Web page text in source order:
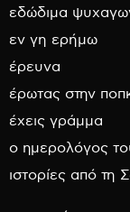
εδώδιμα
εν γη ερήμω
έρευνα
έρωτας στην
έχεις γράμμα
ο ημερολόγος
ιστορίες από τη